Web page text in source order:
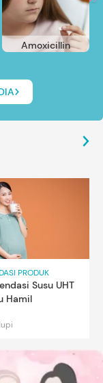
Amoxicillin
PRODUK
Susu UHT
Hamil